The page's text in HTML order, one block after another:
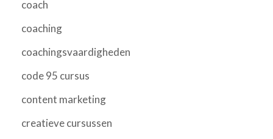
coach
coaching
coachingsvaardigheden
code 95 cursus
content marketing
creatieve cursussen